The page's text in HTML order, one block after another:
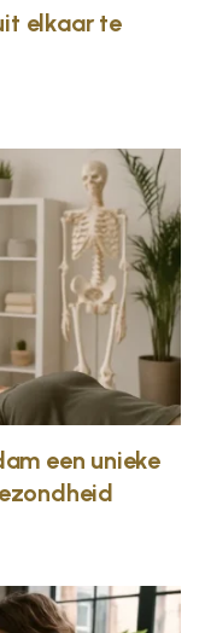
elkaar te
een unieke